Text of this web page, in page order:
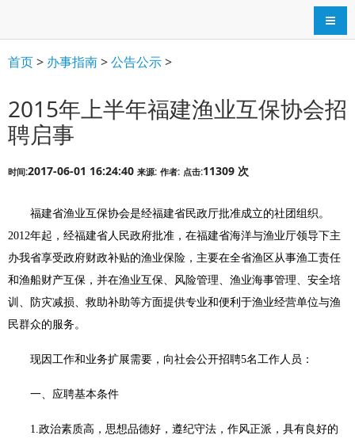
导航
首页> 办事指南>公告公示>
2015年上半年福建渔业互保协会招
聘启事
时间:2017-06-01 16:24:40 来源: 作者: 点击:11309 次
福建省渔业互保协会是经福建省民政厅批准成立的社团组织。
2012年起，经福建省人民政府批准，在福建省海洋与渔业厅领导下主
办我省享受政府财政补贴的渔业保险，主要在全省渔区从事渔工责任
和渔船财产互保，并在渔业互保、风险管理、渔业海事管理、安全培
训、防灾减损、救助补助等方面提供专业和便利于渔业经营单位与渔
民群众的服务。
现因工作和业务扩展需要，向社会公开招聘5名工作人员：
一、应聘基本条件
1.政治素质高，思想品德好，遵纪守法，作风正派，具有良好的